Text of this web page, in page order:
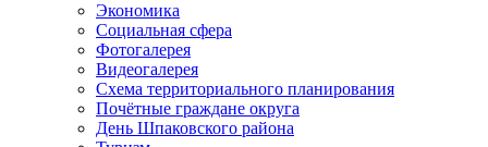
Экономика
Социальная сфера
Фотогалерея
Видеогалерея
Схема территориального планирования
Почётные граждане округа
День Шпаковского района